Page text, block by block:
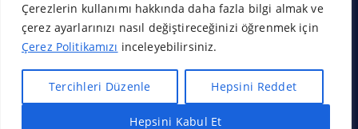
Çerezlerin kullanımı hakkında daha fazla bilgi almak ve
çerez ayarlarınızı nasıl değiştireceğinizi öğrenmek için
Çerez Politikamızı inceleyebilirsiniz.
Tercihleri Düzenle Hepsini Reddet
Hepsini Kabul Et
Copyright © 2026 Franchise Borsası | Powered by
Themes
Başa Dön